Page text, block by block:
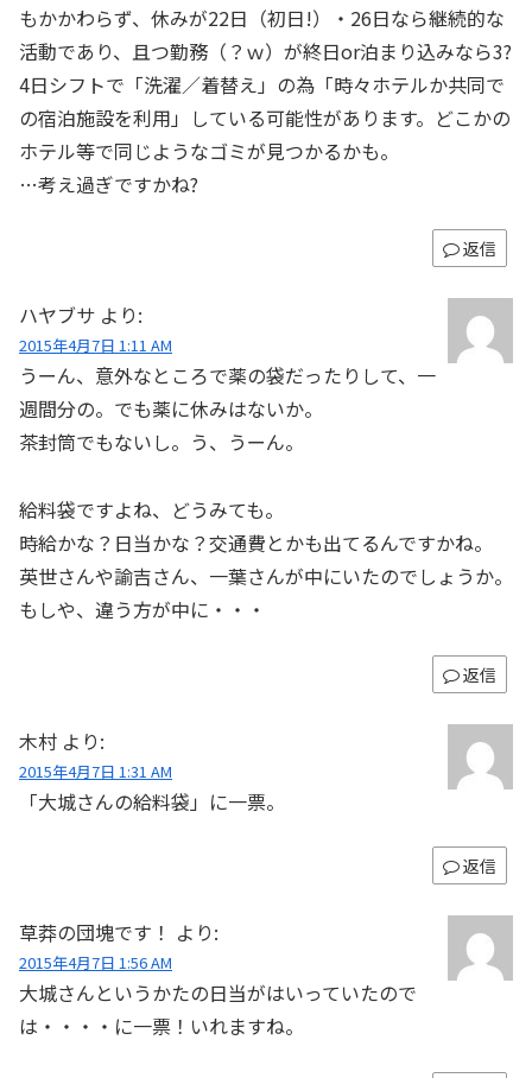
もかかわらず、休みが22日（初日!）・26日なら継続的な
活動であり、且つ勤務（？ｗ）が終日or泊まり込みなら3?
4日シフトで「洗濯／着替え」の為「時々ホテルか共同で
の宿泊施設を利用」している可能性があります。どこかの
ホテル等で同じようなゴミが見つかるかも。
…考え過ぎですかね?
返信
ハヤブサ より:
2015年4月7日 1:11 AM
うーん、意外なところで薬の袋だったりして、一
週間分の。でも薬に休みはないか。
茶封筒でもないし。う、うーん。
給料袋ですよね、どうみても。
時給かな？日当かな？交通費とかも出てるんですかね。
英世さんや諭吉さん、一葉さんが中にいたのでしょうか。
もしや、違う方が中に・・・
返信
木村 より:
2015年4月7日 1:31 AM
「大城さんの給料袋」に一票。
返信
草莽の団塊です！ より:
2015年4月7日 1:56 AM
大城さんというかたの日当がはいっていたので
は・・・・に一票！いれますね。